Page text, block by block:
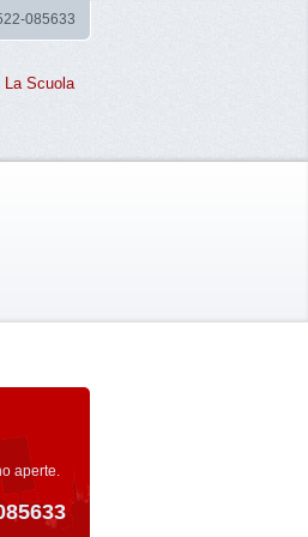
085633
La Scuola
aperte.